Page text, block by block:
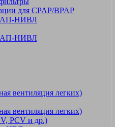
для CPAP/BPAP
НИВЛ
НИВЛ
вентиляция легких)
вентиляция легких)
PCV и др.)